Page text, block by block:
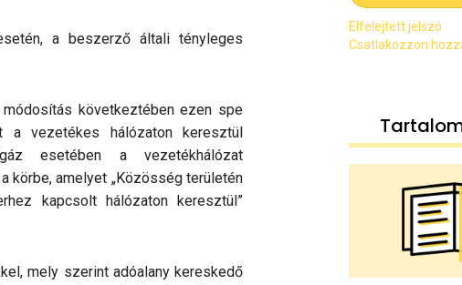
a beszerző általi tényleges
következtében ezen spe
a vezetékes hálózaton keresztül
esetében a vezetékhálózat
körbe, amelyet „Közösség területén
kapcsolt hálózaton keresztül”
mely szerint adóalany kereskedő
Elfelejtett jelszó
Csatlakozzon